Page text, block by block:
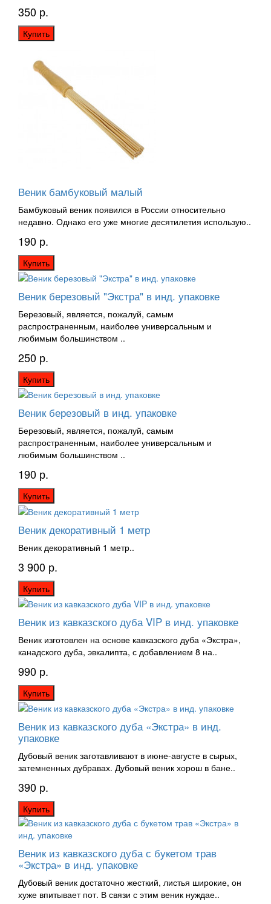
350 р.
Купить
Веник бамбуковый малый
Бамбуковый веник появился в России относительно
недавно. Однако его уже многие десятилетия использую..
190 р.
Купить
Веник березовый "Экстра" в инд. упаковке
Березовый, является, пожалуй, самым
распространенным, наиболее универсальным и
любимым большинством ..
250 р.
Купить
Веник березовый в инд. упаковке
Березовый, является, пожалуй, самым
распространенным, наиболее универсальным и
любимым большинством ..
190 р.
Купить
Веник декоративный 1 метр
Веник декоративный 1 метр..
3 900 р.
Купить
Веник из кавказского дуба VIP в инд. упаковке
Веник изготовлен на основе кавказского дуба «Экстра»,
канадского дуба, эвкалипта, с добавлением 8 на..
990 р.
Купить
Веник из кавказского дуба «Экстра» в инд.
упаковке
Дубовый веник заготавливают в июне-августе в сырых,
затемненных дубравах. Дубовый веник хорош в бане..
390 р.
Купить
Веник из кавказского дуба с букетом трав
«Экстра» в инд. упаковке
Дубовый веник достаточно жесткий, листья широкие, он
хуже впитывает пот. В связи с этим веник нуждае..